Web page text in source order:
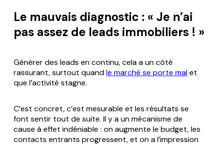
Le mauvais diagnostic : « Je n’ai
pas assez de leads immobiliers ! »
Générer des leads en continu, cela a un côté
rassurant, surtout quandle marché se porte malet
que l’activité stagne.
C’est concret, c’est mesurable et les résultats se
font sentir tout de suite. Il y a un mécanisme de
cause à effet indéniable : on augmente le budget, les
contacts entrants progressent, et on a l’impression